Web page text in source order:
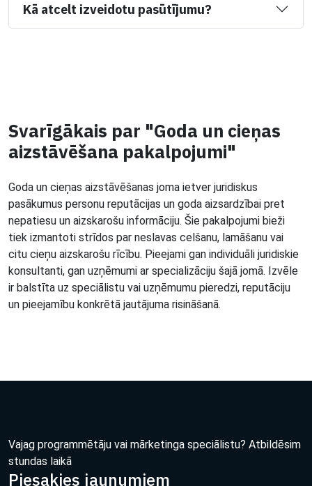
Kā atcelt izveidotu pasūtījumu?
Svarīgākais par "Goda un cieņas
aizstāvēšana pakalpojumi"
Goda un cieņas aizstāvēšanas joma ietver juridiskus
pasākumus personu reputācijas un goda aizsardzībai pret
nepatiesu un aizskarošu informāciju. Šie pakalpojumi bieži
tiek izmantoti strīdos par neslavas celšanu, lamāšanu vai
citu cieņu aizskarošu rīcību. Pieejami gan individuāli juridiskie
konsultanti, gan uzņēmumi ar specializāciju šajā jomā. Izvēle
ir balstīta uz speciālistu vai uzņēmumu pieredzi, reputāciju
un pieejamību konkrētā jautājuma risināšanā.
Vajag programmētāju vai mārketinga speciālistu? Atbildēsim
stundas laikā
Piesakies jaunumiem